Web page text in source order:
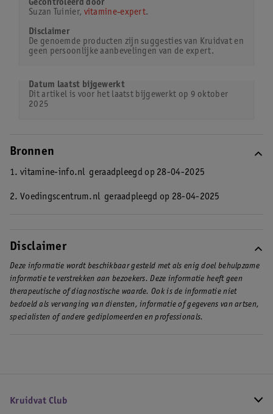
Gecontroleerd door
Suzan Tuinier, vitamine-expert.
Disclaimer
De genoemde producten zijn suggesties van Kruidvat en
geen persoonlijke aanbevelingen van de expert.
Datum laatst bijgewerkt
Dit artikel is voor het laatst bijgewerkt op 9 oktober
2025
Bronnen
1. vitamine-info.nl geraadpleegd op 28-04-2025
2. Voedingscentrum.nl geraadpleegd op 28-04-2025
Disclaimer
Deze informatie wordt beschikbaar gesteld met als enig doel behulpzame
informatie te verstrekken aan bezoekers. Deze informatie heeft geen
therapeutische of diagnostische waarde. Ook is de informatie niet
bedoeld als vervanging van diensten, informatie of gegevens van artsen,
specialisten of andere gediplomeerden en professionals.
Kruidvat Club